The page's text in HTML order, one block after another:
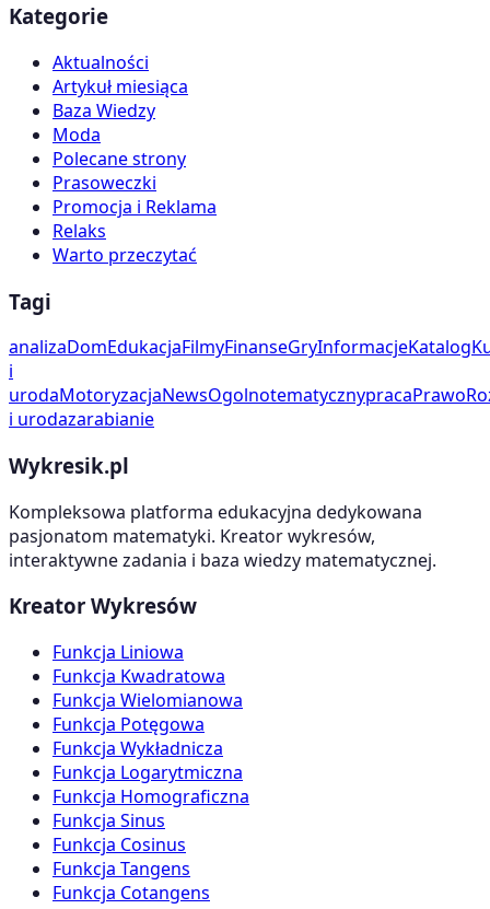
Kategorie
Aktualności
Artykuł miesiąca
Baza Wiedzy
Moda
Polecane strony
Prasoweczki
Promocja i Reklama
Relaks
Warto przeczytać
Tagi
analizaDomEdukacjaFilmyFinanseGryInformacjeKatalog
i
urodaMotoryzacjaNewsOgolnotematycznypracaPrawo
i urodazarabianie
Wykresik.pl
Kompleksowa platforma edukacyjna dedykowana
pasjonatom matematyki. Kreator wykresów,
interaktywne zadania i baza wiedzy matematycznej.
Kreator Wykresów
Funkcja Liniowa
Funkcja Kwadratowa
Funkcja Wielomianowa
Funkcja Potęgowa
Funkcja Wykładnicza
Funkcja Logarytmiczna
Funkcja Homograficzna
Funkcja Sinus
Funkcja Cosinus
Funkcja Tangens
Funkcja Cotangens